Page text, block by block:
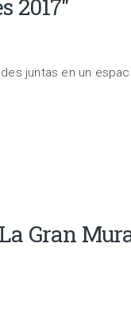
2017"
juntas en un
Gran